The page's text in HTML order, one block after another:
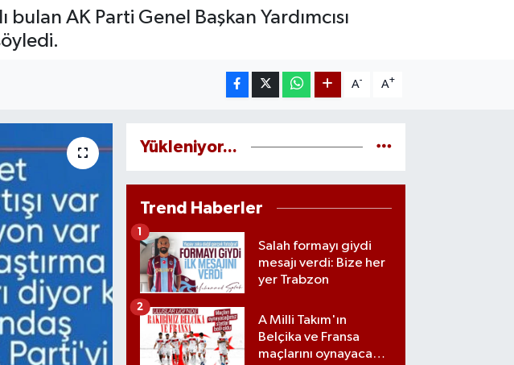
AK Parti Genel Başkan Yardımcısı
A- A+
Yükleniyor...
Trend Haberler
Salah formayı giydi
mesajı verdi: Bize her
yer Trabzon
1
A Milli Takım'ın
Belçika ve Fransa
maçlarını oynayacağı
2